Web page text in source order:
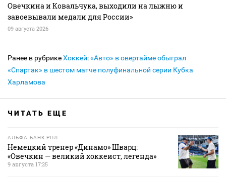
Овечкина и Ковальчука, выходили на лыжню и
завоевывали медали для России»
09 августа 2026
Ранее в рубрикеХоккей:«Авто» в овертайме обыграл
«Спартак» в шестом матче полуфинальной серии Кубка
Харламова
ЧИТАТЬ ЕЩЕ
АЛЬФА-БАНК РПЛ
Немецкий тренер «Динамо» Шварц:
«Овечкин — великий хоккеист, легенда»
9 августа 17:25